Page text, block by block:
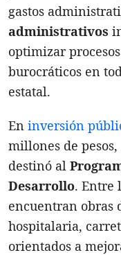
gastos
administrativos
optimizar
burocráticos en
estatal.
En inversión
millones de pesos,
destinó al
Desarrollo. Entre
encuentran obras
hospitalaria,
orientados a